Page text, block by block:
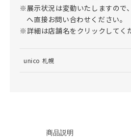
商品説明
※展示状況は変動いたしますので
へ直接お問い合わせください。
※詳細は店舗名をクリックしてく
unico 札幌